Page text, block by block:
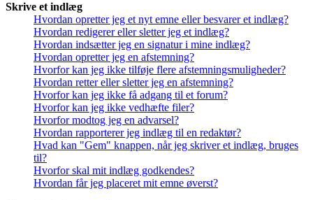
Skrive et indlæg
Hvordan opretter jeg et nyt emne eller besvarer et indlæg?
Hvordan redigerer eller sletter jeg et indlæg?
Hvordan indsætter jeg en signatur i mine indlæg?
Hvordan opretter jeg en afstemning?
Hvorfor kan jeg ikke tilføje flere afstemningsmuligheder?
Hvordan retter eller sletter jeg en afstemning?
Hvorfor kan jeg ikke få adgang til et forum?
Hvorfor kan jeg ikke vedhæfte filer?
Hvorfor modtog jeg en advarsel?
Hvordan rapporterer jeg indlæg til en redaktør?
Hvad kan "Gem" knappen, når jeg skriver et indlæg, bruges
til?
Hvorfor skal mit indlæg godkendes?
Hvordan får jeg placeret mit emne øverst?